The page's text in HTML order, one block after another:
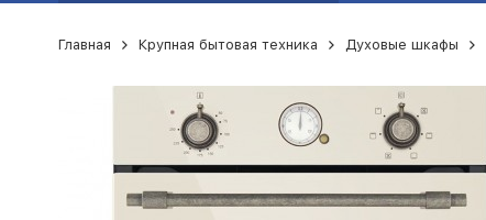
Главная Крупная бытовая техника Духовые шкафы